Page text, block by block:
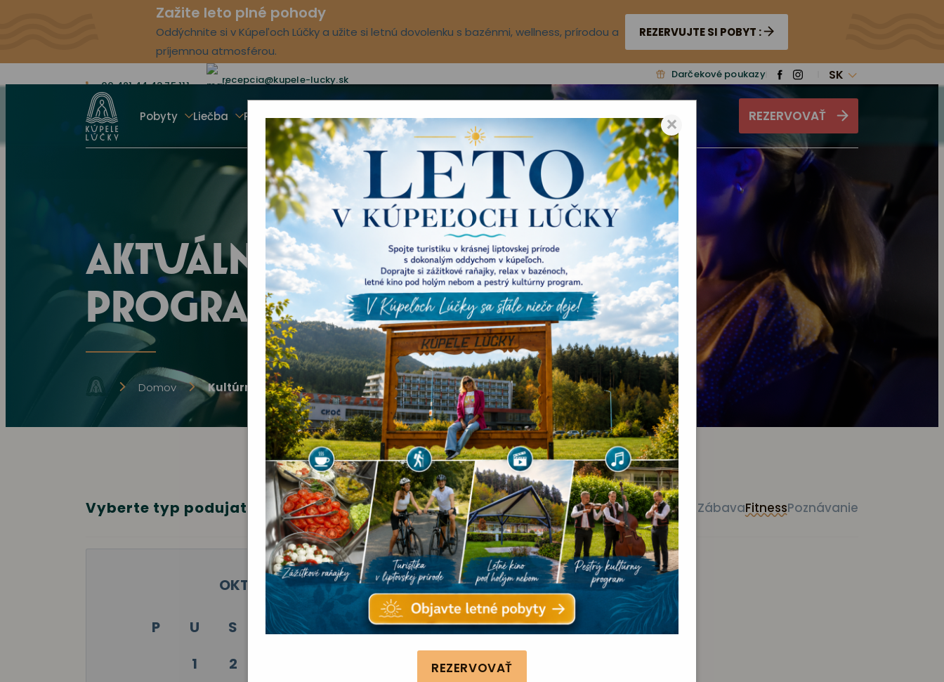
Zažite leto plné pohody
Oddýchnite si v Kúpeľoch Lúčky a užite si letnú dovolenku s bazénmi, wellness, prírodou a
príjemnou atmosférou.
REZERVUJTE SI POBYT :
×
REZERVOVAŤ
00 421 44 43 75 111 recepcia@kupele-lucky.sk Darčekové poukazy SK
Pobyty Liečba Procedúry Ubytovanie Voľný čas Aqua-vital park NovinkyO nás REZERVOVAŤ
AKTUÁLNY KULTÚRNY
PROGRAM
Domov Kultúrne podujatia
Vyberte typ podujatia: Všetky akcieKinoVystúpenie ZábavaFitnessPoznávanie
OKTÓBER 2024
P U S Š P
N
1
2